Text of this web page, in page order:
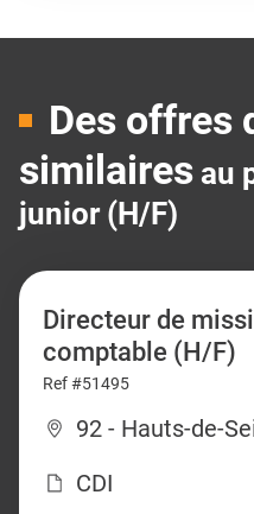
Des offres
similaires au
junior (H/F)
Directeur de
comptable (H/F)
Ref #51495
92 - Hauts-de-
CDI